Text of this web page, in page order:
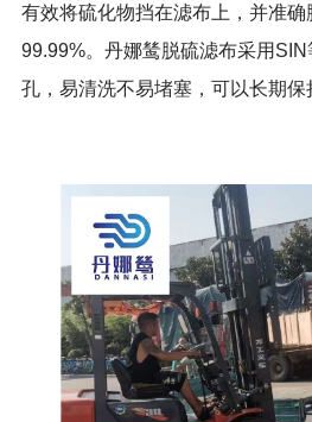
有效将硫化物挡在滤布上，并准
99.99%。丹娜鸶脱硫滤布采用
孔，易清洗不易堵塞，可以长期保